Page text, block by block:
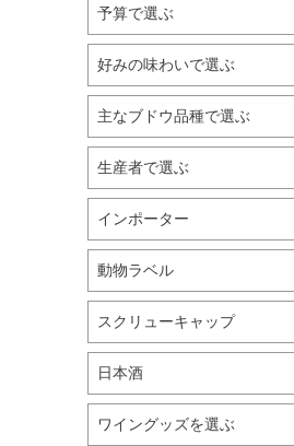
予算で選ぶ
好みの味わいで選ぶ
主なブドウ品種で選ぶ
生産者で選ぶ
インポーター
動物ラベル
スクリューキャップ
日本酒
ワイングッズを選ぶ